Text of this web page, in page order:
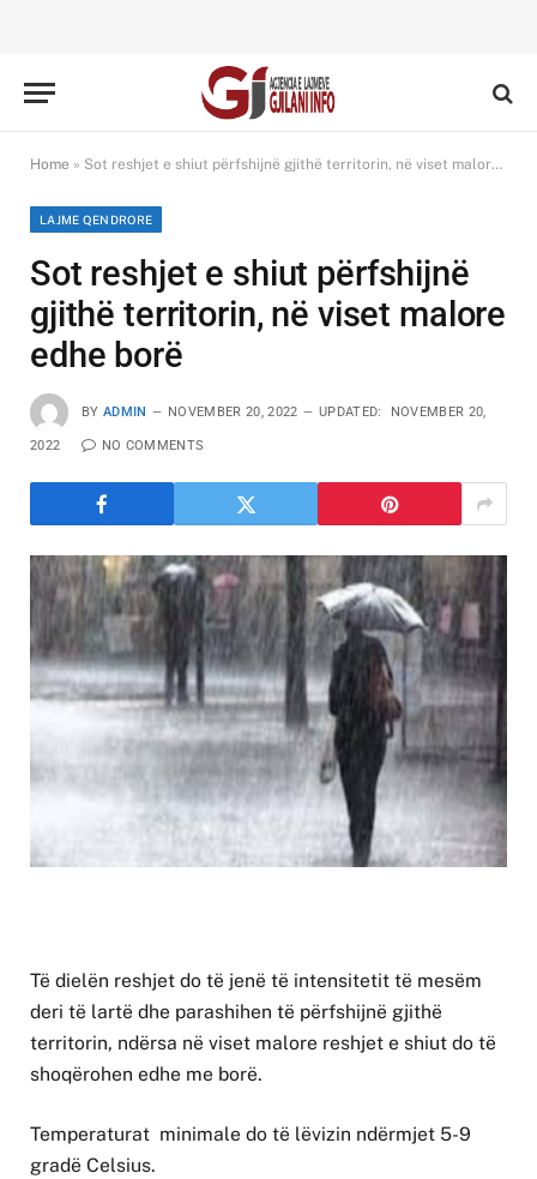
Home » Sot reshjet e shiut përfshijnë gjithë territorin, në viset malore edhe borë
LAJME QENDRORE
Sot reshjet e shiut përfshijnë
gjithë territorin, në viset malore
edhe borë
BY ADMIN NOVEMBER 20, 2022 UPDATED: NOVEMBER 20,
2022 NO COMMENTS
Të dielën reshjet do të jenë të intensitetit të mesëm
deri të lartë dhe parashihen të përfshijnë gjithë
territorin, ndërsa në viset malore reshjet e shiut do të
shoqërohen edhe me borë.
Temperaturat minimale do të lëvizin ndërmjet 5-9
gradë Celsius.